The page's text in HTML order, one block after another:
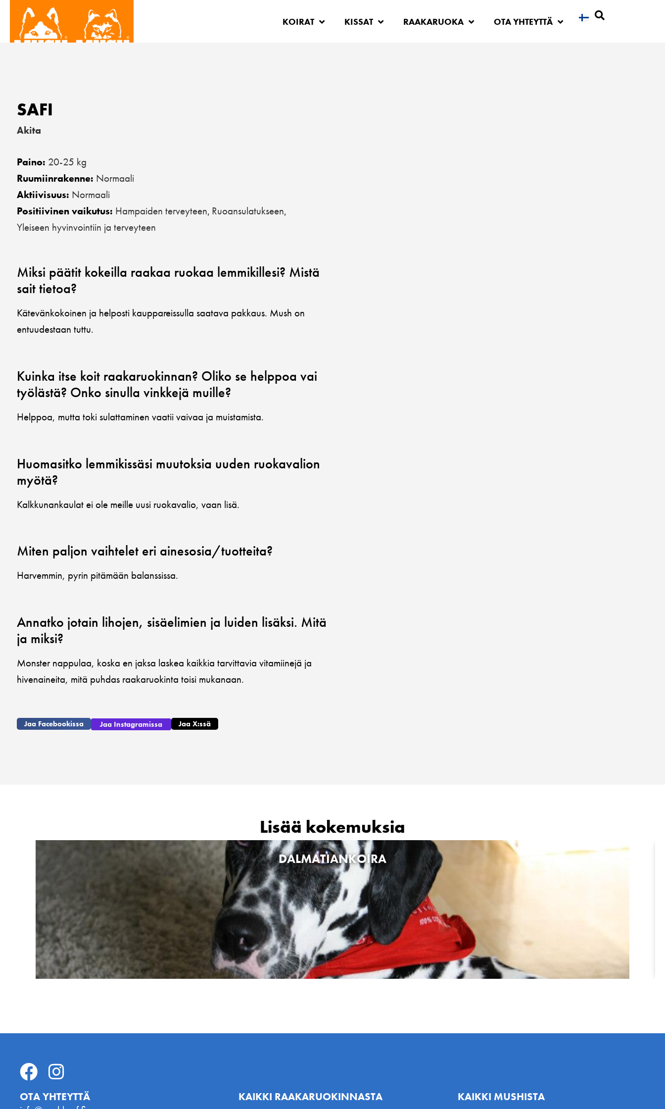
KOIRAT KISSAT RAAKARUOKA OTA YHTEYTTÄ
SAFI
Akita
Paino: 20-25 kg
Ruumiinrakenne: Normaali
Aktiivisuus: Normaali
Positiivinen vaikutus: Hampaiden terveyteen, Ruoansulatukseen,
Yleiseen hyvinvointiin ja terveyteen
Miksi päätit kokeilla raakaa ruokaa lemmikillesi? Mistä
sait tietoa?
Kätevänkokoinen ja helposti kauppareissulla saatava pakkaus. Mush on
entuudestaan tuttu.
Kuinka itse koit raakaruokinnan? Oliko se helppoa vai
työlästä? Onko sinulla vinkkejä muille?
Helppoa, mutta toki sulattaminen vaatii vaivaa ja muistamista.
Huomasitko lemmikissäsi muutoksia uuden ruokavalion
myötä?
Kalkkunankaulat ei ole meille uusi ruokavalio, vaan lisä.
Miten paljon vaihtelet eri ainesosia/tuotteita?
Harvemmin, pyrin pitämään balanssissa.
Annatko jotain lihojen, sisäelimien ja luiden lisäksi. Mitä
ja miksi?
Monster nappulaa, koska en jaksa laskea kaikkia tarvittavia vitamiinejä ja
hivenaineita, mitä puhdas raakaruokinta toisi mukanaan.
Jaa Facebookissa Jaa Instagramissa Jaa X:ssä
Lisää kokemuksia
DALMATIANKOIRA
OTA YHTEYTTÄ
KAIKKI RAAKARUOKINNASTA KAIKKI MUSHISTA